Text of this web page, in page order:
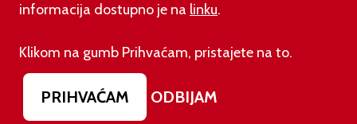
Footer menu
O nama Impressum
Uvjeti korištenja
informacija dostupno je na linku.
Klikom na gumb Prihvaćam, pristajete na to.
PRIHVAĆAM ODBIJAM